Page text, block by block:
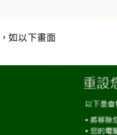
如以下畫面